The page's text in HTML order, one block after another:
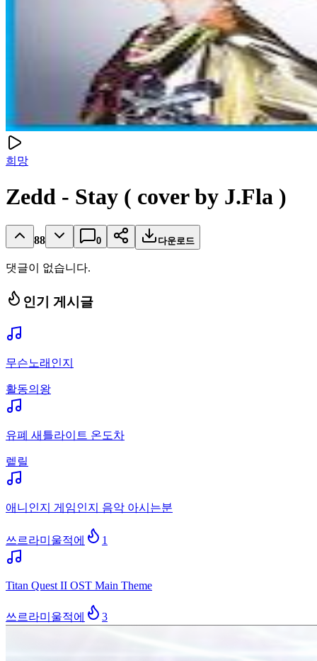
희망
Zedd - Stay ( cover by J.Fla )
88 0 다운로드
댓글이 없습니다.
인기 게시글
무슨노래인지
활동의왕
유폐 새틀라이트 온도차
렡릴
애니인지 게임인지 음악 아시는분
쓰르라미울적에 1
Titan Quest II OST Main Theme
쓰르라미울적에 3